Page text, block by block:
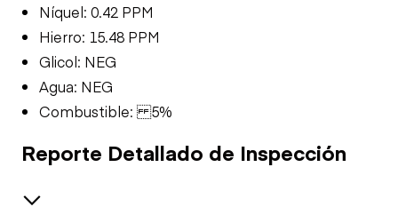
Níquel: 0.42 PPM
Hierro: 15.48 PPM
Glicol: NEG
Agua: NEG
Combustible: 5%
Reporte Detallado de Inspección